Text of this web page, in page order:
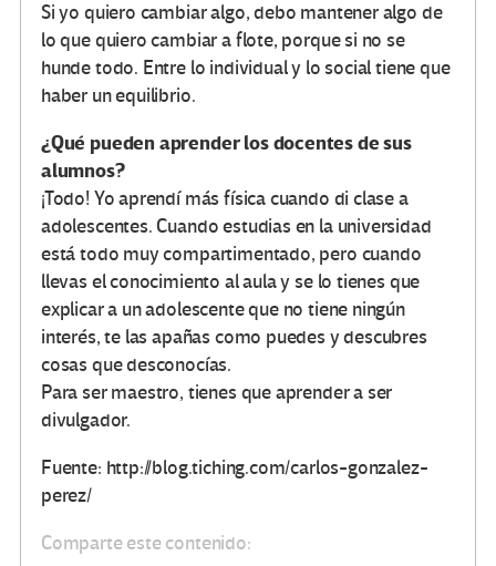
Si yo quiero cambiar algo, debo mantener algo de
lo que quiero cambiar a flote, porque si no se
hunde todo. Entre lo individual y lo social tiene que
haber un equilibrio.
¿Qué pueden aprender los docentes de sus
alumnos?
¡Todo! Yo aprendí más física cuando di clase a
adolescentes. Cuando estudias en la universidad
está todo muy compartimentado, pero cuando
llevas el conocimiento al aula y se lo tienes que
explicar a un adolescente que no tiene ningún
interés, te las apañas como puedes y descubres
cosas que desconocías.
Para ser maestro, tienes que aprender a ser
divulgador.
Fuente: http://blog.tiching.com/carlos-gonzalez-
perez/
Comparte este contenido: